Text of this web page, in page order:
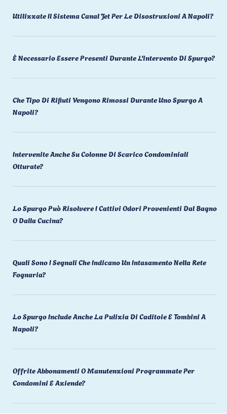
Utilizzate Il Sistema Canal Jet Per Le Disostruzioni A Napoli?
È Necessario Essere Presenti Durante L'intervento Di Spurgo?
Che Tipo Di Rifiuti Vengono Rimossi Durante Uno Spurgo A
Napoli?
Intervenite Anche Su Colonne Di Scarico Condominiali
Otturate?
Lo Spurgo Può Risolvere I Cattivi Odori Provenienti Dal Bagno
O Dalla Cucina?
Quali Sono I Segnali Che Indicano Un Intasamento Nella Rete
Fognaria?
Lo Spurgo Include Anche La Pulizia Di Caditoie E Tombini A
Napoli?
Offrite Abbonamenti O Manutenzioni Programmate Per
Condomini E Aziende?